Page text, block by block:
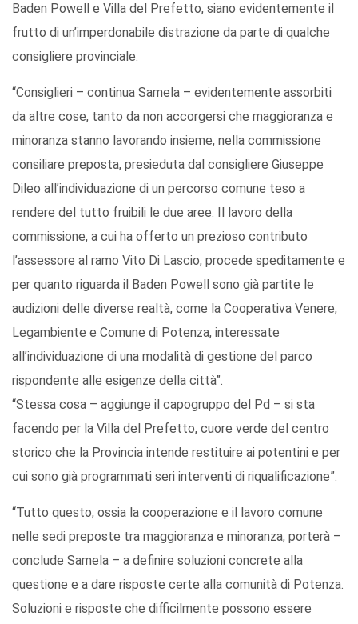
Baden Powell e Villa del Prefetto, siano evidentemente il
frutto di un’imperdonabile distrazione da parte di qualche
consigliere provinciale.
“Consiglieri – continua Samela – evidentemente assorbiti
da altre cose, tanto da non accorgersi che maggioranza e
minoranza stanno lavorando insieme, nella commissione
consiliare preposta, presieduta dal consigliere Giuseppe
Dileo all’individuazione di un percorso comune teso a
rendere del tutto fruibili le due aree. Il lavoro della
commissione, a cui ha offerto un prezioso contributo
l’assessore al ramo Vito Di Lascio, procede speditamente e
per quanto riguarda il Baden Powell sono già partite le
audizioni delle diverse realtà, come la Cooperativa Venere,
Legambiente e Comune di Potenza, interessate
all’individuazione di una modalità di gestione del parco
rispondente alle esigenze della città”.
“Stessa cosa – aggiunge il capogruppo del Pd – si sta
facendo per la Villa del Prefetto, cuore verde del centro
storico che la Provincia intende restituire ai potentini e per
cui sono già programmati seri interventi di riqualificazione”.
“Tutto questo, ossia la cooperazione e il lavoro comune
nelle sedi preposte tra maggioranza e minoranza, porterà –
conclude Samela – a definire soluzioni concrete alla
questione e a dare risposte certe alla comunità di Potenza.
Soluzioni e risposte che difficilmente possono essere